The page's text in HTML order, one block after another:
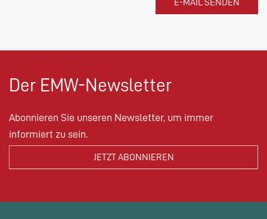
Der EMW-Newsletter
Abonnieren Sie unseren Newsletter, um immer
informiert zu sein.